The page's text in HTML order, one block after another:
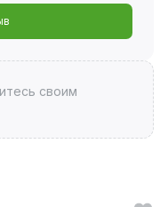
своим